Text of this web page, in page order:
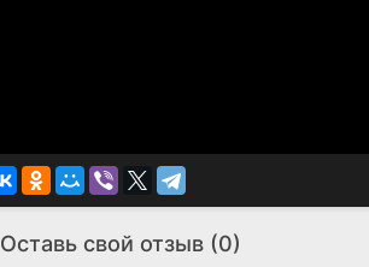
Оставь свой отзыв (0)